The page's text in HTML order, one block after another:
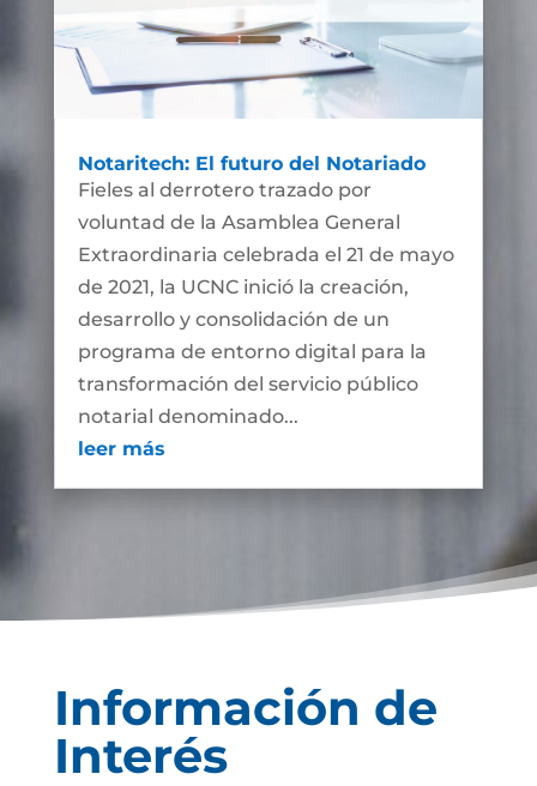
Notaritech: El futuro del Notariado
Fieles al derrotero trazado por
voluntad de la Asamblea General
Extraordinaria celebrada el 21 de mayo
de 2021, la UCNC inició la creación,
desarrollo y consolidación de un
programa de entorno digital para la
transformación del servicio público
notarial denominado...
leer más
Información de
Interés